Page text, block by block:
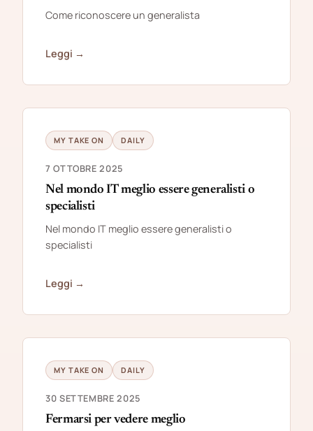
Come riconoscere un generalista
Leggi →
MY TAKE ON DAILY
7 OTTOBRE 2025
Nel mondo IT meglio essere generalisti o
specialisti
Nel mondo IT meglio essere generalisti o
specialisti
Leggi →
MY TAKE ON DAILY
30 SETTEMBRE 2025
Fermarsi per vedere meglio